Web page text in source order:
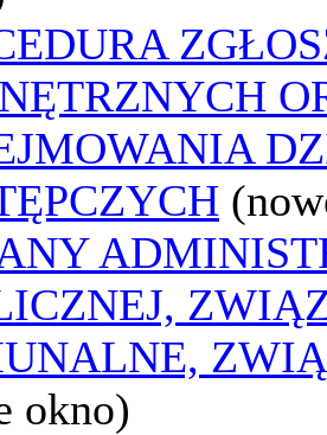
okno)